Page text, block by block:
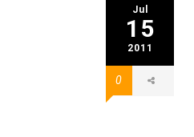
Jul
15
2011
0